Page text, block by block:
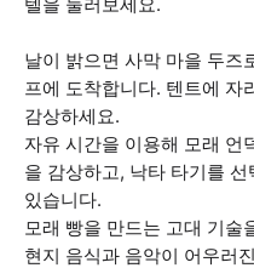
날이 밝으면 사막 마을 두즈
프에 도착합니다. 텐트에 자
감상하세요.
자유 시간을 이용해 모래 언
을 감상하고, 낙타 타기를
있습니다.
모래 빵을 만드는 고대 기술
현지 음식과 음악이 어우러